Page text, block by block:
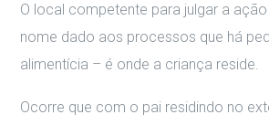
O local competente para julgar a
nome dado aos processos que há
alimentícia – é onde a criança reside.
Ocorre que com o pai residindo no